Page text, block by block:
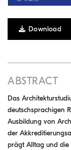
Download
ABSTRACT
Das
deutschsprachigen
Ausbildung von
der
prägt Alltag und die